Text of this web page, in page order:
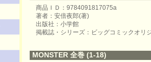
商品ＩＤ：9784091817075a
著者：安倍夜郎(著)
出版社：小学館
掲載誌・シリーズ：ビッグコミックオリ
MONSTER 全巻 (1-18)